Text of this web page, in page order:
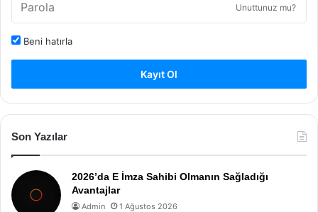
Unuttunuz mu?
Beni hatırla
Kayıt Ol
Son Yazılar
2026’da E İmza Sahibi Olmanın Sağladığı
Avantajlar
Admin 1 Ağustos 2026